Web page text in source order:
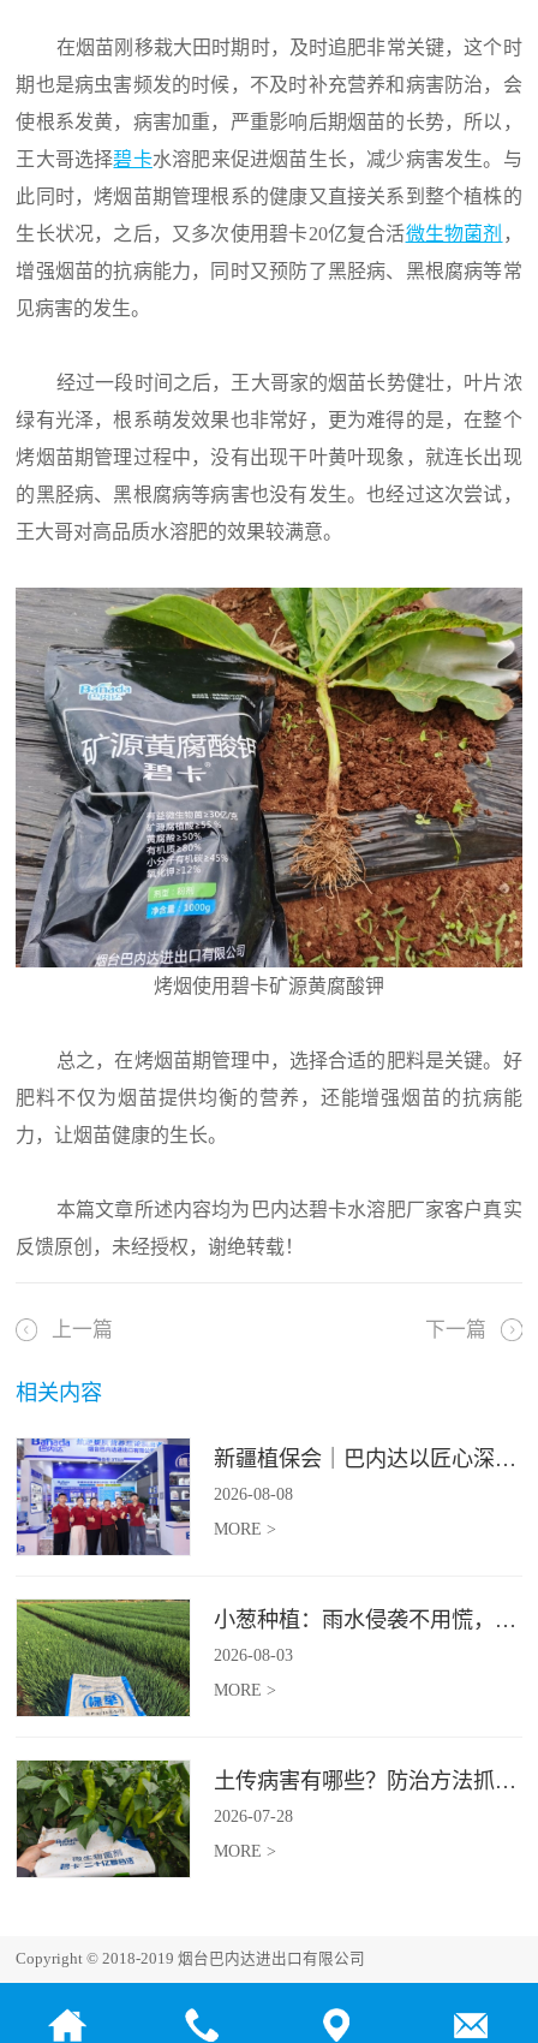
在烟苗刚移栽大田时期时，及时追肥非常关键，这个时
期也是病虫害频发的时候，不及时补充营养和病害防治，会
使根系发黄，病害加重，严重影响后期烟苗的长势，所以，
王大哥选择碧卡水溶肥来促进烟苗生长，减少病害发生。与
此同时，烤烟苗期管理根系的健康又直接关系到整个植株的
生长状况，之后，又多次使用碧卡20亿复合活微生物菌剂 ，
增强烟苗的抗病能力，同时又预防了黑胫病、黑根腐病等常
见病害的发生。
经过一段时间之后，王大哥家的烟苗长势健壮，叶片浓
绿有光泽，根系萌发效果也非常好，更为难得的是，在整个
烤烟苗期管理过程中，没有出现干叶黄叶现象，就连长出现
的黑胫病、黑根腐病等病害也没有发生。也经过这次尝试，
王大哥对高品质水溶肥的效果较满意。
烤烟使用碧卡矿源黄腐酸钾
总之，在烤烟苗期管理中，选择合适的肥料是关键。好
肥料不仅为烟苗提供均衡的营养，还能增强烟苗的抗病能
力，让烟苗健康的生长。
本篇文章所述内容均为巴内达碧卡水溶肥厂家客户真实
反馈原创，未经授权，谢绝转载！
上一篇 下一篇
相关内容
新疆植保会｜巴内达以匠心深耕良田，以科创赋能农耕
2026-08-08
MORE >
小葱种植：雨水侵袭不用慌，四招稳住小葱产量
2026-08-03
MORE >
土传病害有哪些？防治方法抓紧收藏
2026-07-28
MORE >
Copyright © 2018-2019 烟台巴内达进出口有限公司